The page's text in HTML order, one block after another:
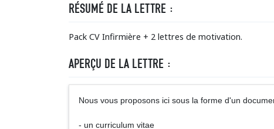
RÉSUMÉ DE LA LETTRE :
Pack CV Infirmière + 2 lettres de motivation.
APERÇU DE LA LETTRE :
Nous vous proposons ici sous la forme d'un
- un curriculum vitae